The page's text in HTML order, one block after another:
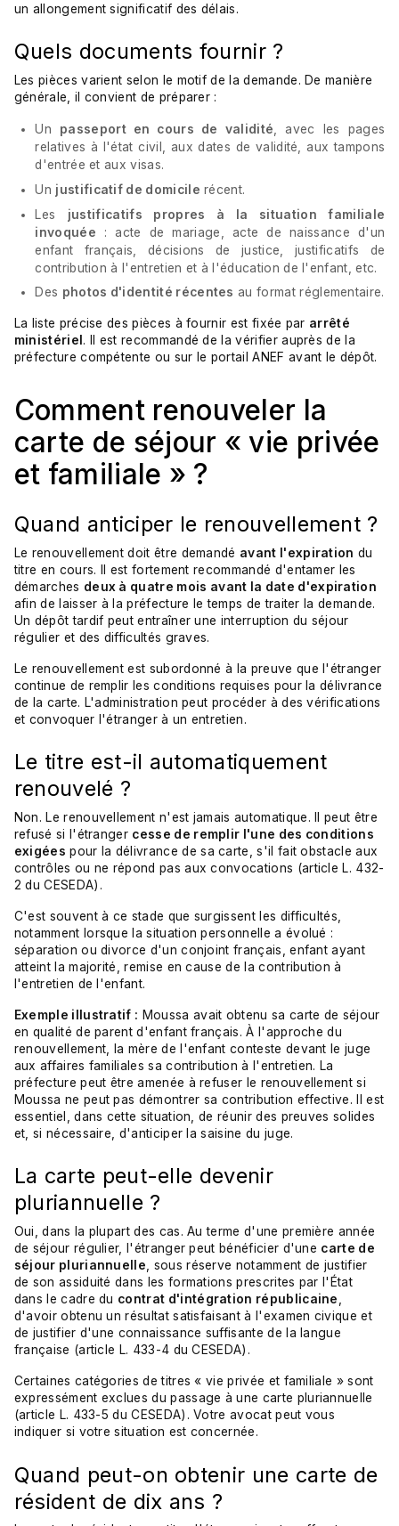
un allongement significatif des délais.
Quels documents fournir ?
Les pièces varient selon le motif de la demande. De manière
générale, il convient de préparer :
Un passeport en cours de validité , avec les pages
relatives à l'état civil, aux dates de validité, aux tampons
d'entrée et aux visas.
Un justificatif de domicile récent.
Les justificatifs propres à la situation familiale
invoquée : acte de mariage, acte de naissance d'un
enfant français, décisions de justice, justificatifs de
contribution à l'entretien et à l'éducation de l'enfant, etc.
Des photos d'identité récentes au format réglementaire.
La liste précise des pièces à fournir est fixée par arrêté
ministériel . Il est recommandé de la vérifier auprès de la
préfecture compétente ou sur le portail ANEF avant le dépôt.
Comment renouveler la
carte de séjour « vie privée
et familiale » ?
Quand anticiper le renouvellement ?
Le renouvellement doit être demandé avant l'expiration du
titre en cours. Il est fortement recommandé d'entamer les
démarches deux à quatre mois avant la date d'expiration
afin de laisser à la préfecture le temps de traiter la demande.
Un dépôt tardif peut entraîner une interruption du séjour
régulier et des difficultés graves.
Le renouvellement est subordonné à la preuve que l'étranger
continue de remplir les conditions requises pour la délivrance
de la carte. L'administration peut procéder à des vérifications
et convoquer l'étranger à un entretien.
Le titre est-il automatiquement
renouvelé ?
Non. Le renouvellement n'est jamais automatique. Il peut être
refusé si l'étranger cesse de remplir l'une des conditions
exigées pour la délivrance de sa carte, s'il fait obstacle aux
contrôles ou ne répond pas aux convocations (article L. 432-
2 du CESEDA).
C'est souvent à ce stade que surgissent les difficultés,
notamment lorsque la situation personnelle a évolué :
séparation ou divorce d'un conjoint français, enfant ayant
atteint la majorité, remise en cause de la contribution à
l'entretien de l'enfant.
Exemple illustratif : Moussa avait obtenu sa carte de séjour
en qualité de parent d'enfant français. À l'approche du
renouvellement, la mère de l'enfant conteste devant le juge
aux affaires familiales sa contribution à l'entretien. La
préfecture peut être amenée à refuser le renouvellement si
Moussa ne peut pas démontrer sa contribution effective. Il est
essentiel, dans cette situation, de réunir des preuves solides
et, si nécessaire, d'anticiper la saisine du juge.
La carte peut-elle devenir
pluriannuelle ?
Oui, dans la plupart des cas. Au terme d'une première année
de séjour régulier, l'étranger peut bénéficier d'une carte de
séjour pluriannuelle, sous réserve notamment de justifier
de son assiduité dans les formations prescrites par l'État
dans le cadre du contrat d'intégration républicaine,
d'avoir obtenu un résultat satisfaisant à l'examen civique et
de justifier d'une connaissance suffisante de la langue
française (article L. 433-4 du CESEDA).
Certaines catégories de titres « vie privée et familiale » sont
expressément exclues du passage à une carte pluriannuelle
(article L. 433-5 du CESEDA). Votre avocat peut vous
indiquer si votre situation est concernée.
Quand peut-on obtenir une carte de
résident de dix ans ?